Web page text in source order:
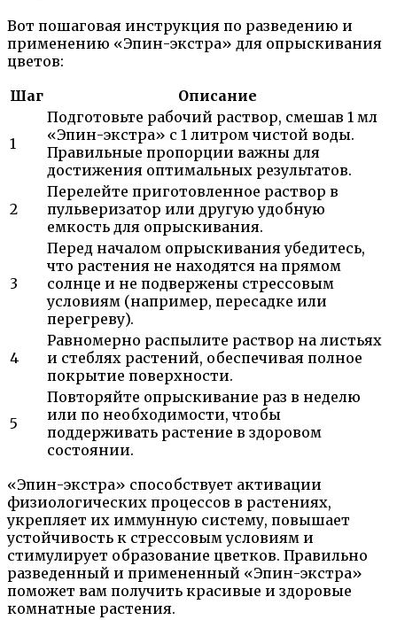
Вот пошаговая инструкция по разведению и
применению «Эпин-экстра» для опрыскивания
цветов:
Шаг
Описание
1
Подготовьте рабочий раствор, смешав 1 мл
«Эпин-экстра» с 1 литром чистой воды.
Правильные пропорции важны для
достижения оптимальных результатов.
2
Перелейте приготовленное раствор в
пульверизатор или другую удобную
емкость для опрыскивания.
3
Перед началом опрыскивания убедитесь,
что растения не находятся на прямом
солнце и не подвержены стрессовым
условиям (например, пересадке или
перегреву).
4
Равномерно распылите раствор на листьях
и стеблях растений, обеспечивая полное
покрытие поверхности.
5
Повторяйте опрыскивание раз в неделю
или по необходимости, чтобы
поддерживать растение в здоровом
состоянии.
«Эпин-экстра» способствует активации
физиологических процессов в растениях,
укрепляет их иммунную систему, повышает
устойчивость к стрессовым условиям и
стимулирует образование цветков. Правильно
разведенный и примененный «Эпин-экстра»
поможет вам получить красивые и здоровые
комнатные растения.